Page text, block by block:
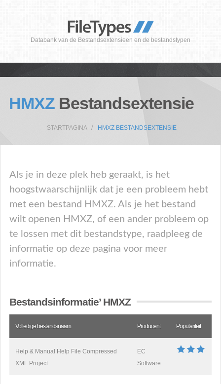
Databank van de Bestandsextensieen en de bestandstypen
HMXZ Bestandsextensie
STARTPAGINA HMXZ BESTANDSEXTENSIE
Als je in deze plek heb geraakt, is het
hoogstwaarschijnlijk dat je een probleem hebt
met een bestand HMXZ. Als je het bestand
wilt openen HMXZ, of een ander probleem op
te lossen met dit bestandstype, raadpleeg de
informatie op deze pagina voor meer
informatie.
Bestandsinformatie’ HMXZ
Volledige bestandsnaam Producent Populariteit
Help & Manual Help File Compressed
XML Project
EC
Software